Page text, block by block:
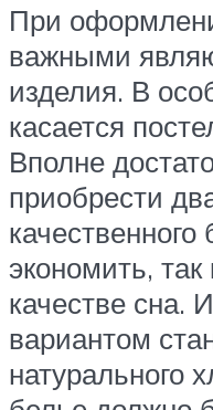
При
важными
изделия. В
касается
Вполне
приобрести
экономить,
качестве сна.
вариантом
натурального